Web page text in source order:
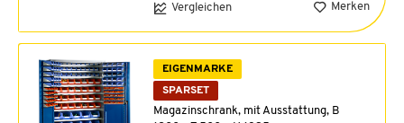
Vergleichen Merken
EIGENMARKE
SPARSET
Magazinschrank, mit Ausstattung, B